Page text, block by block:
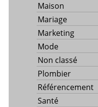
Maison
Mariage
Marketing
Mode
Non classé
Plombier
Référencement
Santé